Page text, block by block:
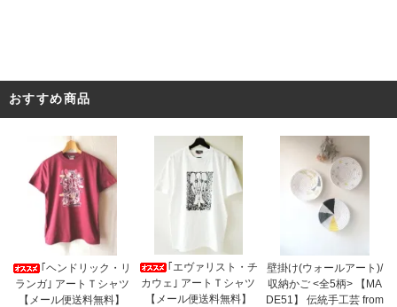
おすすめ商品
｢ヘンドリック・リ
ランガ｣ アートＴシャツ
【メール便送料無料】
｢エヴァリスト・チ
カウェ｣ アートＴシャツ
【メール便送料無料】
壁掛け(ウォールアート)/
収納かご <全5柄> 【MA
DE51】 伝統手工芸 from